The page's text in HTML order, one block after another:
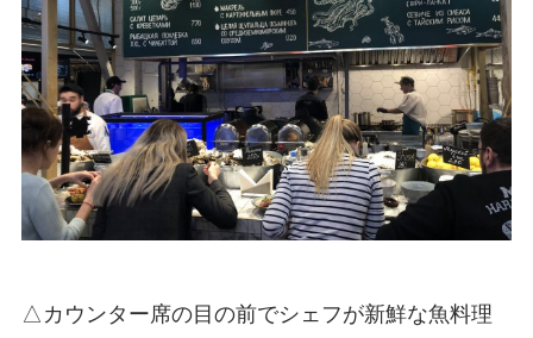
△カウンター席の目の前でシェフが新鮮な魚料理